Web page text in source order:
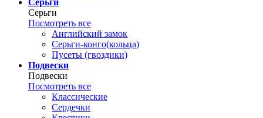
Серьги
Серьги
Посмотреть все
Английский замок
Серьги-конго(кольца)
Пусеты (гвоздики)
Подвески
Подвески
Посмотреть все
Классические
Сердечки